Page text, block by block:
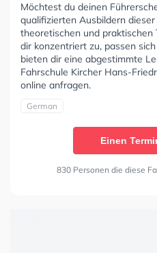
Möchtest du deinen
qualifizierten Ausbildern
theoretischen und praktischen
dir konzentriert zu, passen
bieten dir eine abgestimmte
Fahrschule Kircher Hans-
online anfragen.
German
Einen
830 Personen die diese